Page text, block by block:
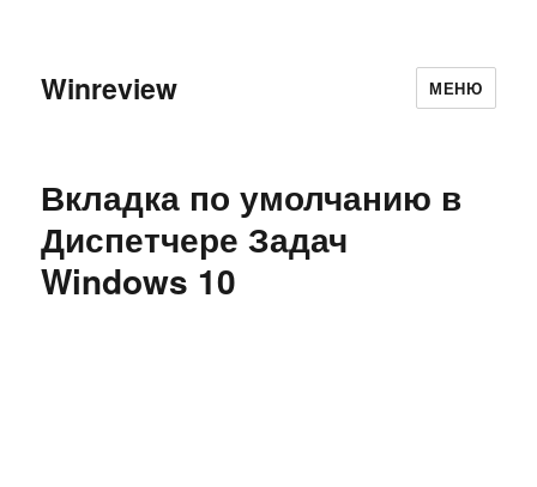
Winreview МЕНЮ
Вкладка по умолчанию в
Диспетчере Задач
Windows 10